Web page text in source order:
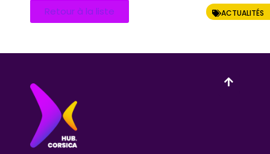
ACTUALITÉS
Retour à la liste